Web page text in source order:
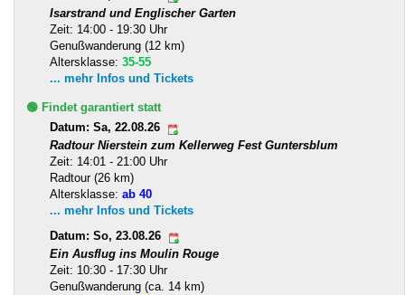
Isarstrand und Englischer Garten
Zeit: 14:00 - 19:30 Uhr
Genußwanderung (12 km)
Altersklasse: 35-55
... mehr Infos und Tickets
🟢 Findet garantiert statt
Datum: Sa, 22.08.26
Radtour Nierstein zum Kellerweg Fest Guntersblum
Zeit: 14:01 - 21:00 Uhr
Radtour (26 km)
Altersklasse: ab 40
... mehr Infos und Tickets
Datum: So, 23.08.26
Ein Ausflug ins Moulin Rouge
Zeit: 10:30 - 17:30 Uhr
Genußwanderung (ca. 14 km)